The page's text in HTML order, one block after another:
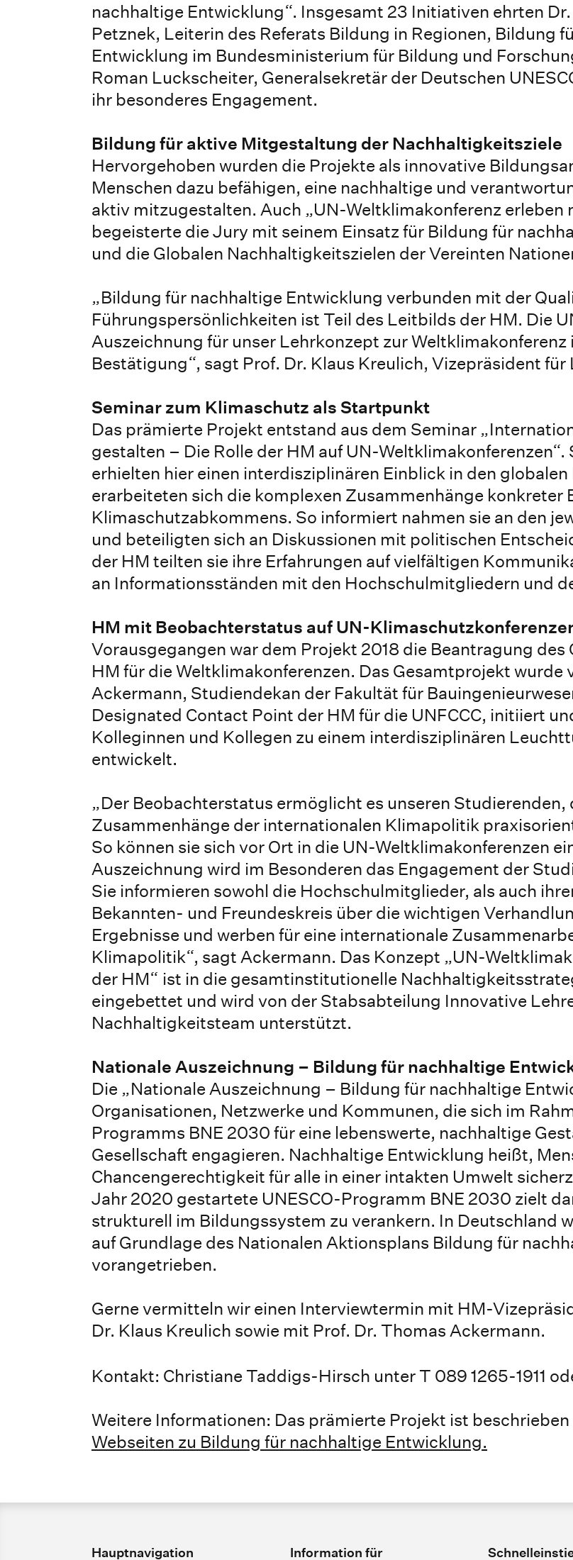
nachhaltige Entwicklung“. Insgesamt 23 Initiativen ehrten
Petznek, Leiterin des Referats Bildung in Regionen, Bildung
Entwicklung im Bundesministerium für Bildung und
Roman Luckscheiter, Generalsekretär der Deutschen
ihr besonderes Engagement.
Bildung für aktive Mitgestaltung der Nachhaltigkeitsziele
Hervorgehoben wurden die Projekte als innovative
Menschen dazu befähigen, eine nachhaltige und
aktiv mitzugestalten. Auch „UN-Weltklimakonferenz erleben
begeisterte die Jury mit seinem Einsatz für Bildung für
und die Globalen Nachhaltigkeitszielen der Vereinten
„Bildung für nachhaltige Entwicklung verbunden mit der
Führungspersönlichkeiten ist Teil des Leitbilds der HM. Die
Auszeichnung für unser Lehrkonzept zur
Bestätigung“, sagt Prof. Dr. Klaus Kreulich, Vizepräsident für
Seminar zum Klimaschutz als Startpunkt
Das prämierte Projekt entstand aus dem Seminar
gestalten – Die Rolle der HM auf UN-Weltklimakonferenzen“.
erhielten hier einen interdisziplinären Einblick in den
erarbeiteten sich die komplexen Zusammenhänge konkreter
Klimaschutzabkommens. So informiert nahmen sie an den
und beteiligten sich an Diskussionen mit politischen
der HM teilten sie ihre Erfahrungen auf vielfältigen
an Informationsständen mit den Hochschulmitgliedern und
HM mit Beobachterstatus auf UN-
Vorausgegangen war dem Projekt 2018 die Beantragung
HM für die Weltklimakonferenzen. Das Gesamtprojekt wurde
Ackermann, Studiendekan der Fakultät für
Designated Contact Point der HM für die UNFCCC, initiiert
Kolleginnen und Kollegen zu einem interdisziplinären
entwickelt.
„Der Beobachterstatus ermöglicht es unseren Studierenden,
Zusammenhänge der internationalen Klimapolitik
So können sie sich vor Ort in die UN-Weltklimakonferenzen
Auszeichnung wird im Besonderen das Engagement der
Sie informieren sowohl die Hochschulmitglieder, als auch
Bekannten- und Freundeskreis über die wichtigen
Ergebnisse und werben für eine internationale
Klimapolitik“, sagt Ackermann. Das Konzept „UN-
der HM“ ist in die gesamtinstitutionelle
eingebettet und wird von der Stabsabteilung Innovative
Nachhaltigkeitsteam unterstützt.
Nationale Auszeichnung – Bildung für nachhaltige
Die „Nationale Auszeichnung – Bildung für nachhaltige
Organisationen, Netzwerke und Kommunen, die sich im
Programms BNE 2030 für eine lebenswerte, nachhaltige
Gesellschaft engagieren. Nachhaltige Entwicklung heißt,
Chancengerechtigkeit für alle in einer intakten Umwelt
Jahr 2020 gestartete UNESCO-Programm BNE 2030 zielt
strukturell im Bildungssystem zu verankern. In Deutschland
auf Grundlage des Nationalen Aktionsplans Bildung für
vorangetrieben.
Gerne vermitteln wir einen Interviewtermin mit HM-
Dr. Klaus Kreulich sowie mit Prof. Dr. Thomas Ackermann.
Kontakt: Christiane Taddigs-Hirsch unter T 089 1265-1911
Weitere Informationen: Das prämierte Projekt ist beschrieben
Webseiten zu Bildung für nachhaltige Entwicklung.
Hauptnavigation Information für